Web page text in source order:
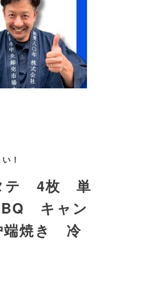
！
テ 4枚 単
キャン
焼き 冷